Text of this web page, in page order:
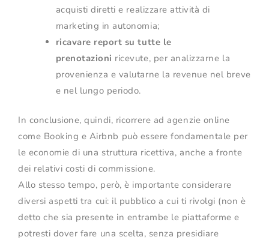
acquisti diretti e realizzare attività di
marketing in autonomia;
ricavare report su tutte le
prenotazioni ricevute, per analizzarne la
provenienza e valutarne la revenue nel breve
e nel lungo periodo.
In conclusione, quindi, ricorrere ad agenzie online
come Booking e Airbnb può essere fondamentale per
le economie di una struttura ricettiva, anche a fronte
dei relativi costi di commissione.
Allo stesso tempo, però, è importante considerare
diversi aspetti tra cui: il pubblico a cui ti rivolgi (non è
detto che sia presente in entrambe le piattaforme e
potresti dover fare una scelta, senza presidiare